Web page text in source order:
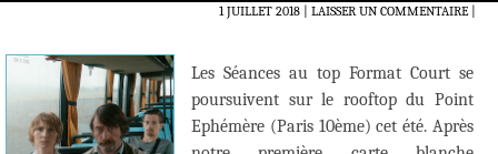
1 JUILLET 2018 LAISSER UN COMMENTAIRE|
Les Séances au top Format Court se
poursuivent sur le rooftop du Point
Ephémère (Paris 10ème) cet été. Après